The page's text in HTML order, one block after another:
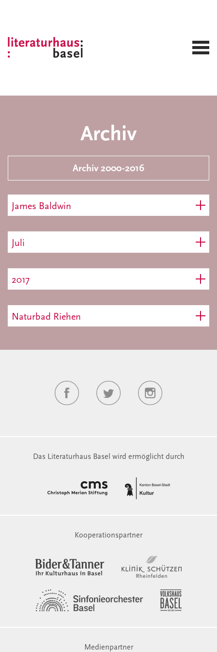
Archiv
Archiv 2000-2016
James Baldwin
Juli
2017
Naturbad Riehen
Das Literaturhaus Basel wird ermöglicht durch
Kooperationspartner
Medienpartner